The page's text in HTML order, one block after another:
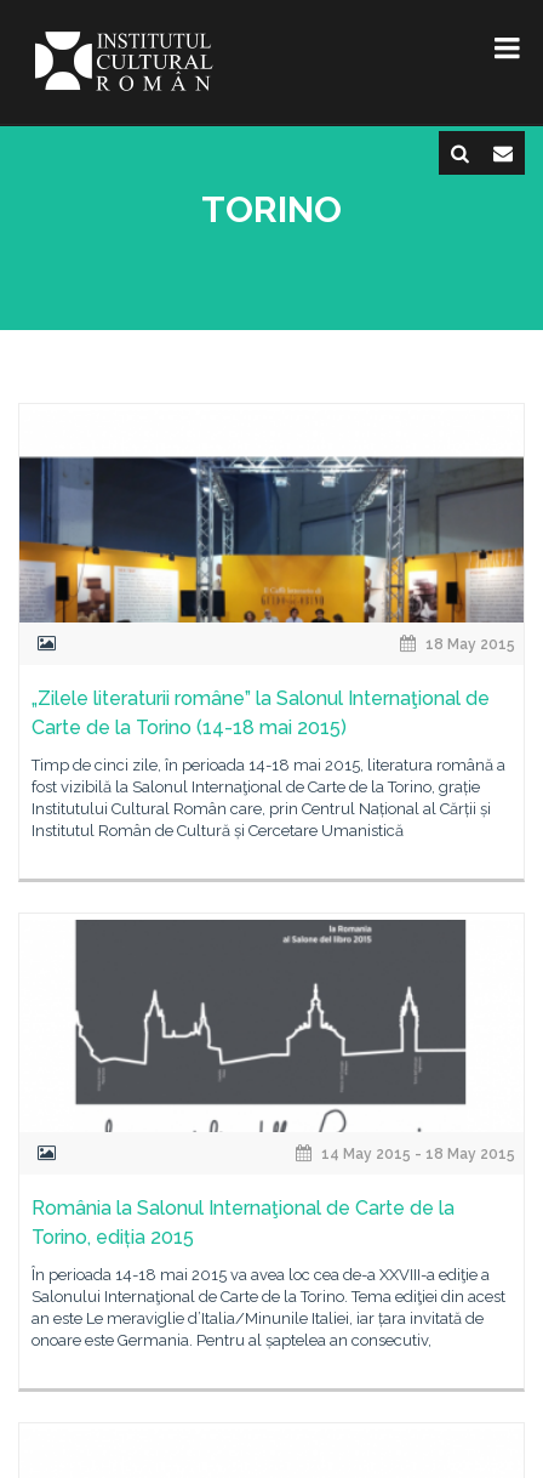
TORINO
18 May 2015
„Zilele literaturii române” la Salonul Internaţional de
Carte de la Torino (14-18 mai 2015)
Timp de cinci zile, în perioada 14-18 mai 2015, literatura română a
fost vizibilă la Salonul Internaţional de Carte de la Torino, grație
Institutului Cultural Român care, prin Centrul Național al Cărții și
Institutul Român de Cultură și Cercetare Umanistică
14 May 2015 - 18 May 2015
România la Salonul Internaţional de Carte de la
Torino, ediția 2015
În perioada 14-18 mai 2015 va avea loc cea de-a XXVIII-a ediţie a
Salonului Internaţional de Carte de la Torino. Tema ediţiei din acest
an este Le meraviglie d’Italia/Minunile Italiei, iar țara invitată de
onoare este Germania. Pentru al șaptelea an consecutiv,